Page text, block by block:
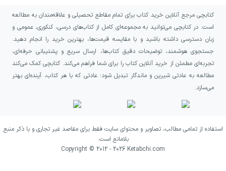
کتابچی مرجع آنلاین خرید کتاب برای تمام مقاطع تحصیلی و علاقه‌مندان به مطالعه
است. در کتابچی می‌توانید به مجموعه‌ای کامل از کتاب‌های درسی، کنکوری، عمومی و
زبان دسترسی داشته باشید و با مقایسه قیمت‌ها، بهترین خرید را انجام دهید.
جستجوی هوشمند، توضیحات دقیق کتاب‌ها، ارسال سریع و پشتیبانی حرفه‌ای،
تجربه‌ای مطمئن از خرید آنلاین کتاب را برای شما فراهم می‌کند. کتابچی کمک می‌کند
مطالعه به عادتی شیرین و ماندگار تبدیل شود؛ عادتی که با هر کتاب، آینده‌ای بهتر
می‌سازد.
استفاده از تمامی مطالب، تصاویر و محتوای سایت فقط برای مقاصد غیر تجاری و با ذکر منبع
بلامانع است.
Copyright © 2012 - 2026 Ketabchi.com